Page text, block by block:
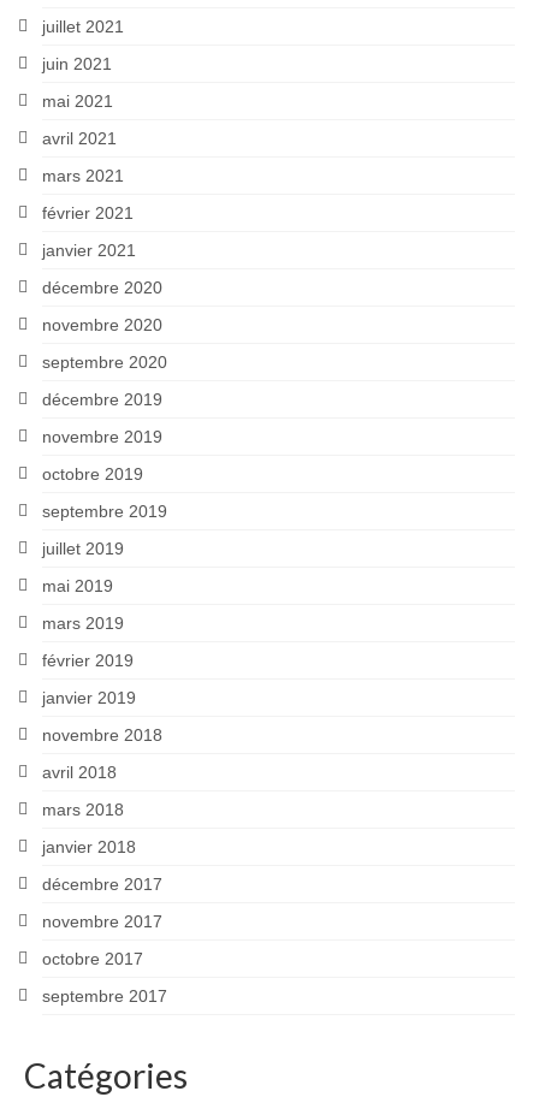
juillet 2021
juin 2021
mai 2021
avril 2021
mars 2021
février 2021
janvier 2021
décembre 2020
novembre 2020
septembre 2020
décembre 2019
novembre 2019
octobre 2019
septembre 2019
juillet 2019
mai 2019
mars 2019
février 2019
janvier 2019
novembre 2018
avril 2018
mars 2018
janvier 2018
décembre 2017
novembre 2017
octobre 2017
septembre 2017
Catégories